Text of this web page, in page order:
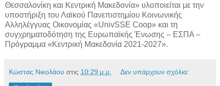
Θεσσαλονίκη και Κεντρική Μακεδονία» υλοποιείται με την
υποστήριξη του Λαϊκού Πανεπιστημίου Κοινωνικής
Αλληλέγγυας Οικονομίας «UnivSSE Coop» και τη
συγχρηματοδότηση της Ευρωπαϊκής Ένωσης – ΕΣΠΑ –
Πρόγραμμα «Κεντρική Μακεδονία 2021-2027».
Κώστας Νικολάου στις 10:29 μ.μ. Δεν υπάρχουν σχόλια: